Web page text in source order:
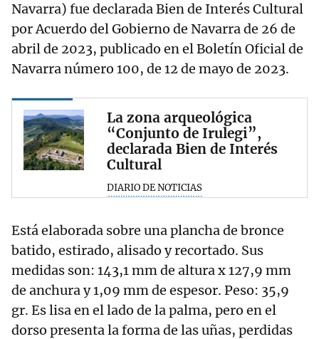
Navarra) fue declarada Bien de Interés Cultural
por Acuerdo del Gobierno de Navarra de 26 de
abril de 2023, publicado en el Boletín Oficial de
Navarra número 100, de 12 de mayo de 2023.
La zona arqueológica
“Conjunto de Irulegi”,
declarada Bien de Interés
Cultural
DIARIO DE NOTICIAS
Está elaborada sobre una plancha de bronce
batido, estirado, alisado y recortado. Sus
medidas son: 143,1 mm de altura x 127,9 mm
de anchura y 1,09 mm de espesor. Peso: 35,9
gr. Es lisa en el lado de la palma, pero en el
dorso presenta la forma de las uñas, perdidas